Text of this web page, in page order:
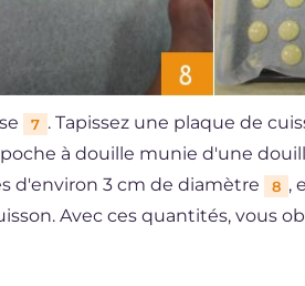
7 . Tapissez une plaque de
à douille munie d'une
d'environ 3 cm de diamètre
8 ,
Avec ces quantités, vous